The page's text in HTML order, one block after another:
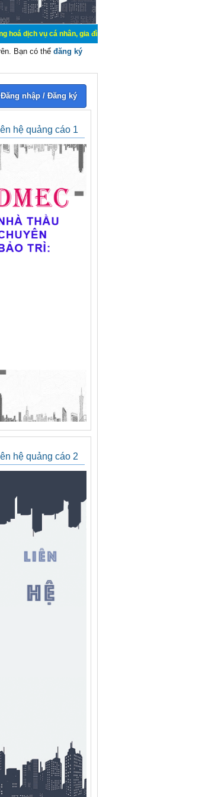
cá nhân, gia đình. Mua bán, ký gửi, cho thuê thiết bị
Bạn có thể đăng ký
Đăng nhập / Đăng ký
hệ quảng cáo 1
hệ quảng cáo 2